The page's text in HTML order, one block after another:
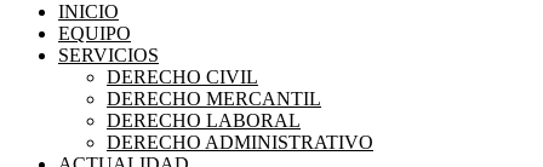
INICIO
EQUIPO
SERVICIOS
DERECHO CIVIL
DERECHO MERCANTIL
DERECHO LABORAL
DERECHO ADMINISTRATIVO